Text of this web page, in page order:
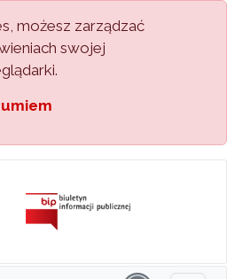
możesz zarządzać
swojej